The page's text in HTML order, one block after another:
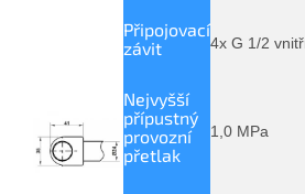
Připojovací
závit
4x G 1/2
Nejvyšší
přípustný
provozní
přetlak
1,0 MPa